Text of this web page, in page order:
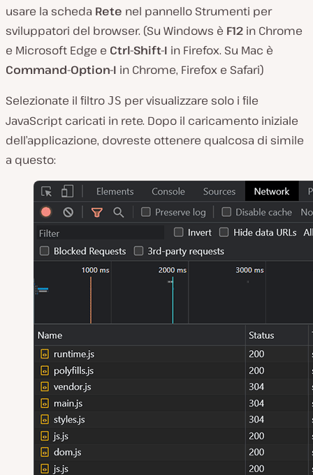
usare la scheda Rete nel pannello Strumenti per
sviluppatori del browser. (Su Windows è F12 in Chrome
e Microsoft Edge e Ctrl-Shift-I in Firefox. Su Mac è
Command-Option-I in Chrome, Firefox e Safari)
Selezionate il filtro JS per visualizzare solo i file
JavaScript caricati in rete. Dopo il caricamento iniziale
dell’applicazione, dovreste ottenere qualcosa di simile
a questo: